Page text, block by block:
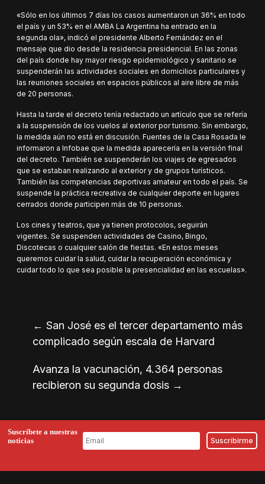
«Sólo en los últimos 7 días los casos aumentaron un 36% en todo
el país y un 53% en el AMBA La Argentina ha entrado en la
segunda ola», indicó el presidente Alberto Fernández en el
mensaje que dio desde la residencia presidencial. En las zonas
del país donde hay mayor riesgo epidemiológico y sanitario se
suspenderán las actividades sociales en domicilios particulares y
las reuniones sociales en espacios públicos al aire libre de más
de 20 personas.
Hasta la tarde el decreto tenía redactado un artículo que se refería
a la suspensión de los vuelos al exterior por turismo. Sin embargo,
la medida aún no está en discusión. Fuentes de la Casa Rosada le
informaron a Infobae que la medida aparecería en la versión final
del decreto. También se suspenderán los viajes de egresados
que se estaban realizando al exterior y de grupos turísticos.
También las competencias deportivas amateur en todo el país. Se
suspende la práctica recreativa de cualquier deporte en lugares
cerrados donde participen más de 10 personas.
Los cines y teatros, que ya tienen protocolos, seguirán
vigentes. Se suspenden actividades de Casino, Bingo,
Discotecas o cualquier salón de fiestas. «En estos meses
queremos cuidar la salud, cuidar la recuperación económica y
cuidar todo lo que sea posible la presencialidad en las escuelas».
← San José es el tercer departamento más
complicado según escala de Harvard
Avanza la vacunación, 4.364 personas
recibieron su segunda dosis →
Suscríbete a nuestras
noticias